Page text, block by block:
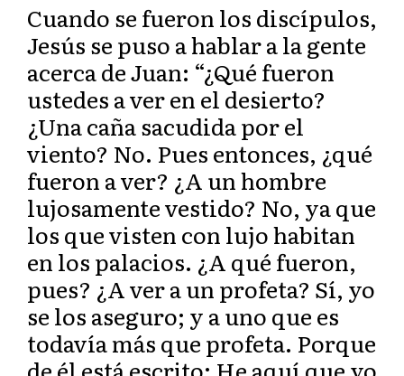
Cuando se fueron los discípulos,
Jesús se puso a hablar a la gente
acerca de Juan: “¿Qué fueron
ustedes a ver en el desierto?
¿Una caña sacudida por el
viento? No. Pues entonces, ¿qué
fueron a ver? ¿A un hombre
lujosamente vestido? No, ya que
los que visten con lujo habitan
en los palacios. ¿A qué fueron,
pues? ¿A ver a un profeta? Sí, yo
se los aseguro; y a uno que es
todavía más que profeta. Porque